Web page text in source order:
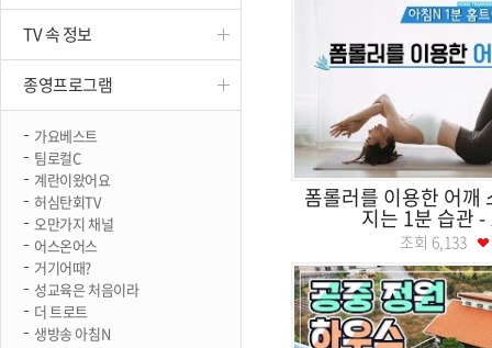
TV 속 정보
종영프로그램
가요베스트
팀로컬C
계란이왔어요
허심탄회TV
오만가지 채널
어스온어스
거기어때?
성교육은 처음이라
더 트로트
생방송 아침N
폼롤러를 이용한 어깨
지는 1분 습관
조회 6,133